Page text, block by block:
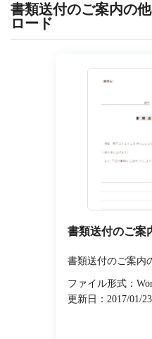
書類送付のご案内の
ロード
書類送付のご案
書類送付のご案内
ファイル形式：
更新日：2017/01/23